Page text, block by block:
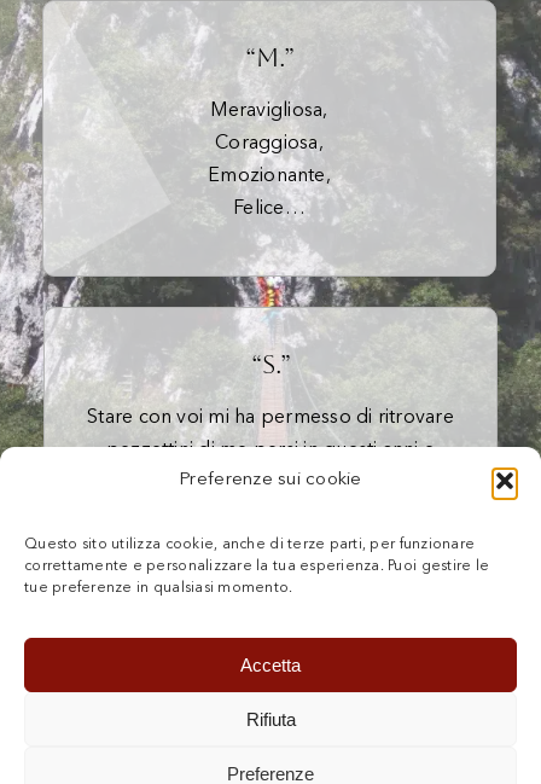
Preferenze sui cookie
Questo sito utilizza cookie, anche di terze parti, per funzionare
correttamente e personalizzare la tua esperienza. Puoi gestire le
tue preferenze in qualsiasi momento.
Accetta
Rifiuta
Preferenze
“M.”
Meravigliosa,
Coraggiosa,
Emozionante,
Felice…
“S.”
Stare con voi mi ha permesso di ritrovare
pezzettini di me persi in questi anni e
arricchirmi di nuova energia con nuovi
COOKIE POLICY (UE)